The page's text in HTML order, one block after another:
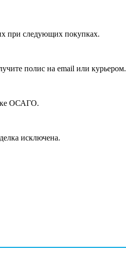
при следующих покупках.
полис на email или курьером.
ОСАГО.
исключена.